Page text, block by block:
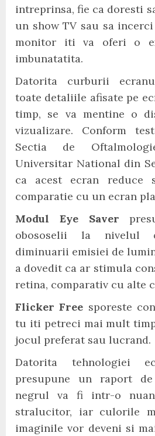
intreprinsa, fie ca doresti
un show TV sau sa
monitor iti va oferi o
imbunatatita.
Datorita curburii
toate detaliile afisate pe
timp, se va mentine o
vizualizare. Conform
Sectia de
Universitar National din
ca acest ecran reduce
comparatie cu un ecran
Modul Eye Saver
obososelii la nivelul
diminuarii emisiei de
a dovedit ca ar stimula
retina, comparativ cu alte
Flicker Free sporeste
tu iti petreci mai mult
jocul preferat sau lucrand.
Datorita tehnologiei
presupune un raport de
negrul va fi intr-o
stralucitor, iar culorile
imaginile vor deveni si